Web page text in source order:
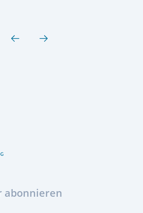
abonnieren